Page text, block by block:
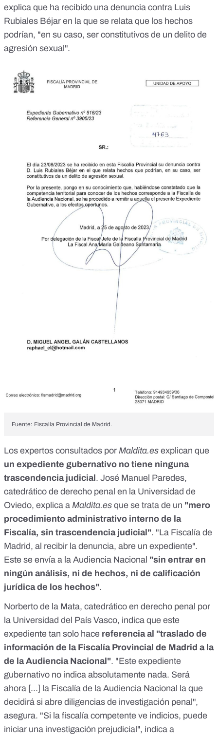
explica que ha recibido una denuncia contra Luis
Rubiales Béjar en la que se relata que los hechos
podrían, "en su caso, ser constitutivos de un delito de
agresión sexual".
Fuente: Fiscalía Provincial de Madrid.
Los expertos consultados por Maldita.es explican que
un expediente gubernativo no tiene ninguna
trascendencia judicial. José Manuel Paredes,
catedrático de derecho penal en la Universidad de
Oviedo, explica a Maldita.es que se trata de un "mero
procedimiento administrativo interno de la
Fiscalía, sin trascendencia judicial". "La Fiscalía de
Madrid, al recibir la denuncia, abre un expediente".
Este se envía a la Audiencia Nacional "sin entrar en
ningún análisis, ni de hechos, ni de calificación
jurídica de los hechos".
Norberto de la Mata, catedrático en derecho penal por
la Universidad del País Vasco, indica que este
expediente tan solo hace referencia al "traslado de
información de la Fiscalía Provincial de Madrid a la
de la Audiencia Nacional". "Este expediente
gubernativo no indica absolutamente nada. Será
ahora [...] la Fiscalía de la Audiencia Nacional la que
decidirá si abre diligencias de investigación penal",
asegura. "Si la fiscalía competente ve indicios, puede
iniciar una investigación prejudicial", indica a